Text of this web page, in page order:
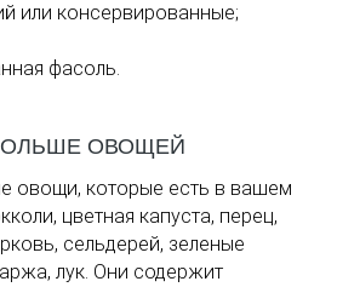
или консервированные;
фасоль.
ОВОЩЕЙ
овощи, которые есть в вашем
цветная капуста, перец,
сельдерей, зеленые
лук. Они содержит